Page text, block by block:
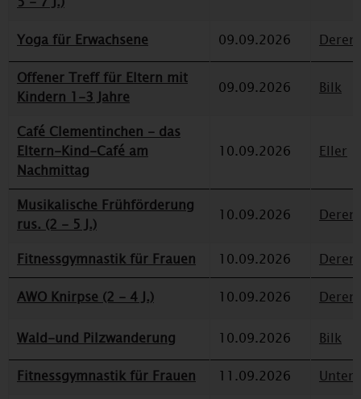
Yoga für Erwachsene 09.09.2026
Offener Treff für Eltern mit
Kindern 1-3 Jahre
09.09.2026 Bilk
Café Clementinchen - das
Eltern-Kind-Café am
Nachmittag
10.09.2026 Eller
Musikalische Frühförderung
rus. (2 - 5 J.)
10.09.2026
Fitnessgymnastik für Frauen 10.09.2026
AWO Knirpse (2 - 4 J.)
10.09.2026
Wald-und Pilzwanderung 10.09.2026
Bilk
Fitnessgymnastik für Frauen
11.09.2026